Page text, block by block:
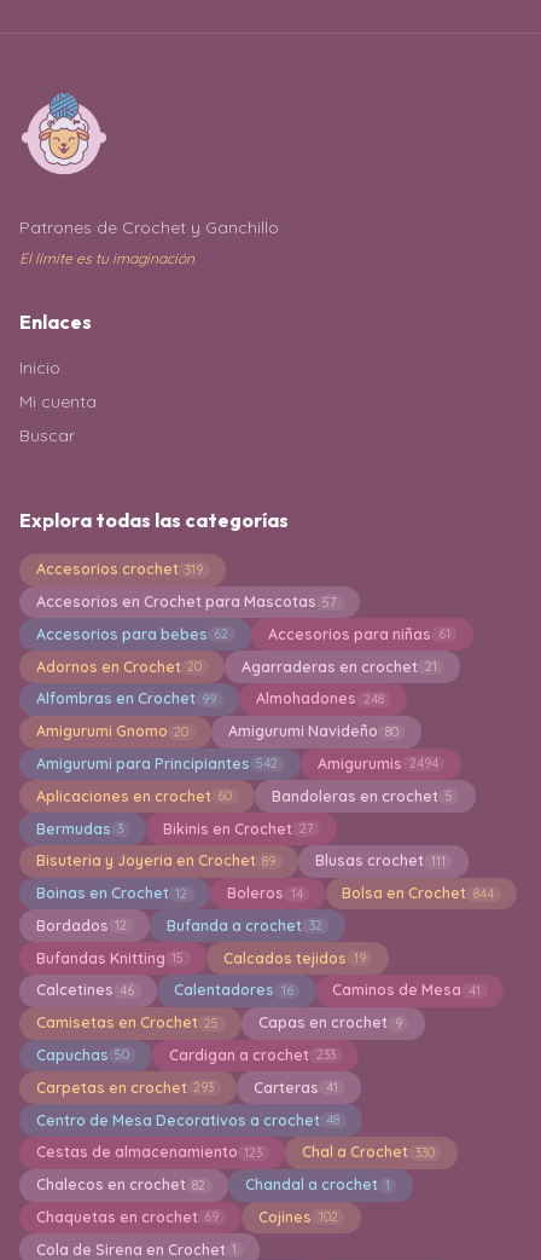
Patrones de Crochet y Ganchillo
El límite es tu imaginación
Enlaces
Inicio
Mi cuenta
Buscar
Explora todas las categorías
Accesorios crochet 319
Accesorios en Crochet para Mascotas 57
Accesorios para bebes 62 Accesorios para niñas 61
Adornos en Crochet 20 Agarraderas en crochet 21
Alfombras en Crochet 99 Almohadones 248
Amigurumi Gnomo 20 Amigurumi Navideño 80
Amigurumi para Principiantes 542 Amigurumis 2494
Aplicaciones en crochet 60 Bandoleras en crochet 5
Bermudas 3 Bikinis en Crochet 27
Bisuteria y Joyeria en Crochet 89 Blusas crochet 111
Boinas en Crochet 12 Boleros 14 Bolsa en Crochet 844
Bordados 12 Bufanda a crochet 32
Bufandas Knitting 15 Calcados tejidos 19
Calcetines 46 Calentadores 16 Caminos de Mesa 41
Camisetas en Crochet 25 Capas en crochet 9
Capuchas 50 Cardigan a crochet 233
Carpetas en crochet 293 Carteras 41
Centro de Mesa Decorativos a crochet 48
Cestas de almacenamiento 123 Chal a Crochet 330
Chalecos en crochet 82 Chandal a crochet 1
Chaquetas en crochet 69 Cojines 102
Cola de Sirena en Crochet 1